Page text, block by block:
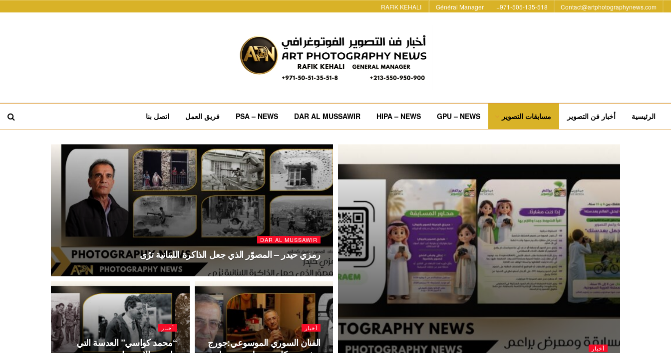
Contact@artphotographynews.com
971-505-135-518+
Général Manager
RAFIK KEHALI
الرئيسية أخبار فن التصوير مسابقات التصوير GPU – NEWS
HIPA – NEWS
DAR AL MUSSAWIR
PSA – NEWS فريق العمل اتصل بنا
أخبار
DAR AL MUSSAWIR
رمزي حيدر – المصوّر الذي جعل الذاكرة اللبنانية ترُى
أخبار
الفنان السوري الموسوعي:جورج
أخبار
“محمد كواسي” العدسة التي